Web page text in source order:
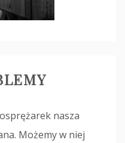
nasza
Możemy w niej